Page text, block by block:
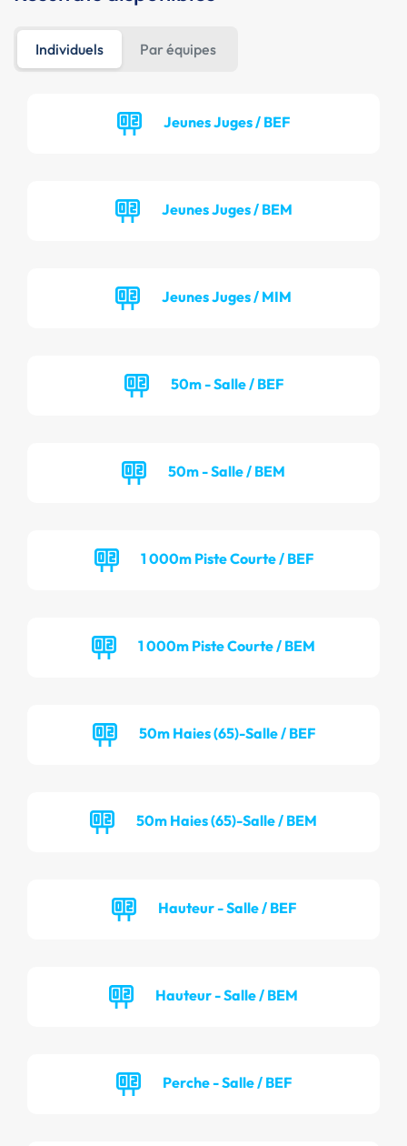
Individuels Par équipes
Jeunes Juges / BEF
Jeunes Juges / BEM
Jeunes Juges / MIM
50m - Salle / BEF
50m - Salle / BEM
1 000m Piste Courte / BEF
1 000m Piste Courte / BEM
50m Haies (65)-Salle / BEF
50m Haies (65)-Salle / BEM
Hauteur - Salle / BEF
Hauteur - Salle / BEM
Perche - Salle / BEF